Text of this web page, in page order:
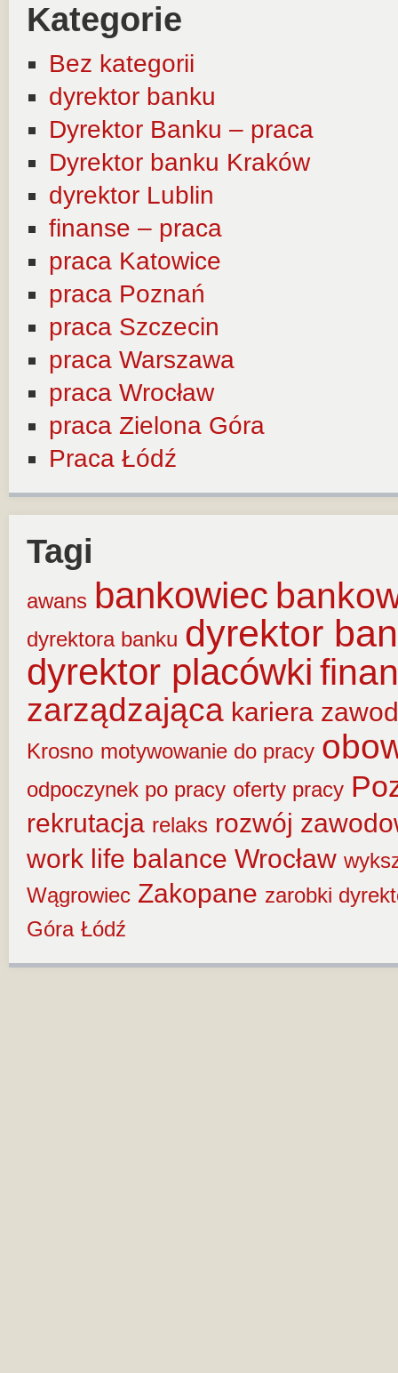
Kategorie
Bez kategorii
dyrektor banku
Dyrektor Banku – praca
Dyrektor banku Kraków
dyrektor Lublin
finanse – praca
praca Katowice
praca Poznań
praca Szczecin
praca Warszawa
praca Wrocław
praca Zielona Góra
Praca Łódź
Tagi
awans bankowiec
dyrektora banku dyrektor
dyrektor placówki
zarządzająca kariera
Krosno motywowanie do pracy
odpoczynek po pracy oferty pracy
rekrutacja relaks rozwój
work life balance Wrocław
Wągrowiec Zakopane zarobki
Góra Łódź